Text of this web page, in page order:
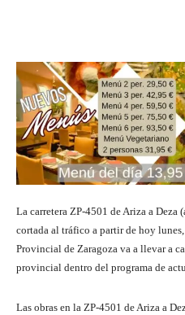
La carretera ZP-4501 de Ariza a Deza
cortada al tráfico a partir de hoy
Provincial de Zaragoza va a llevar a
provincial dentro del programa de
Las obras en la ZP-4501 de Ariza a